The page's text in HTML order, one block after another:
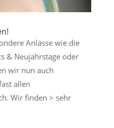
Anlässe wie die
& Neujahrstage oder
wir nun auch
allen
Wir finden > sehr